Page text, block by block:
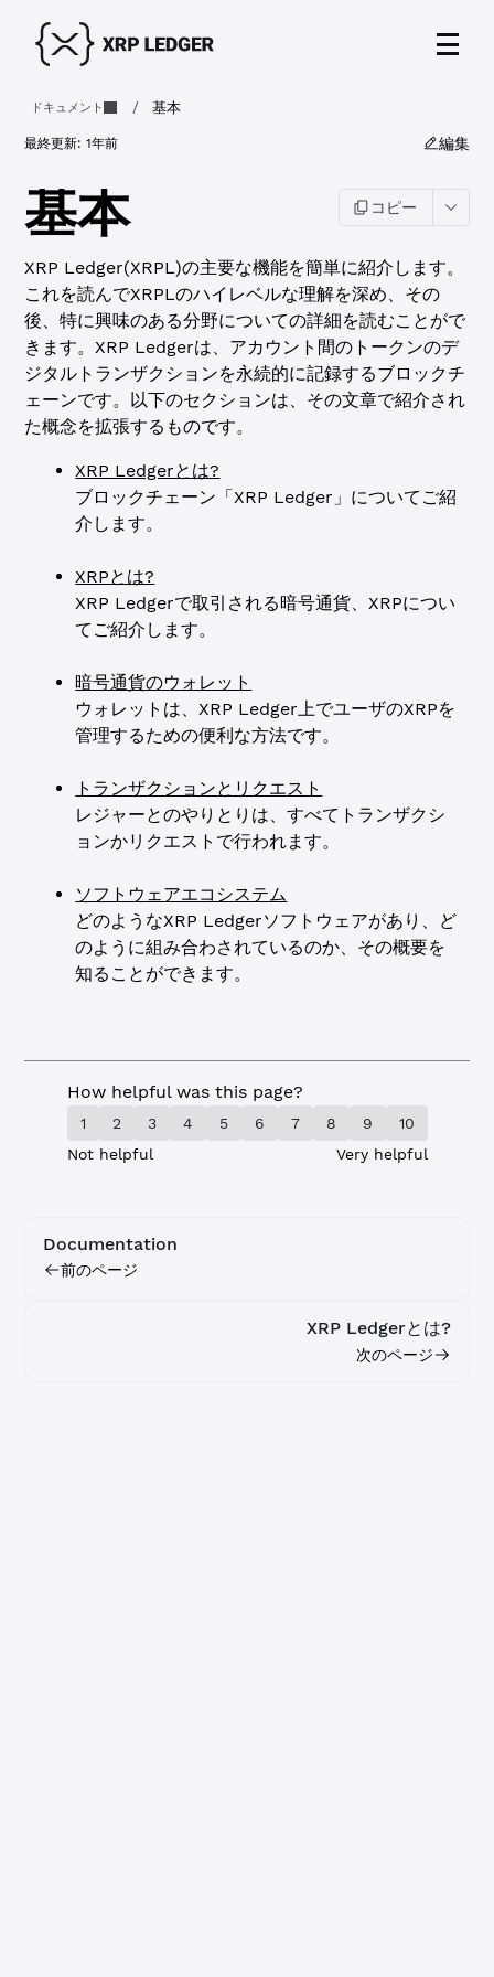
ドキュメント / 基本
最終更新:1年前 編集
基本 コピー
XRP Ledger(XRPL)の主要な機能を簡単に紹介します。
これを読んでXRPLのハイレベルな理解を深め、その
後、特に興味のある分野についての詳細を読むことがで
きます。XRP Ledgerは、アカウント間のトークンのデ
ジタルトランザクションを永続的に記録するブロックチ
ェーンです。以下のセクションは、その文章で紹介され
た概念を拡張するものです。
XRP Ledgerとは?
ブロックチェーン「XRP Ledger」についてご紹
介します。
XRPとは?
XRP Ledgerで取引される暗号通貨、XRPについ
てご紹介します。
暗号通貨のウォレット
ウォレットは、XRP Ledger上でユーザのXRPを
管理するための便利な方法です。
トランザクションとリクエスト
レジャーとのやりとりは、すべてトランザクシ
ョンかリクエストで行われます。
ソフトウェアエコシステム
どのようなXRP Ledgerソフトウェアがあり、ど
のように組み合わされているのか、その概要を
知ることができます。
How helpful was this page?
1 2 3 4 5 6 7 8 9
10
Not helpful
Very helpful
Documentation
前のページ
XRP Ledgerとは?
次のページ